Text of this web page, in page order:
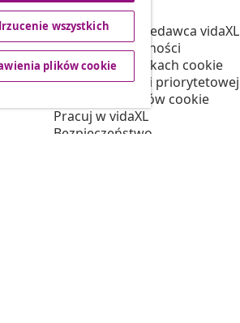
O nas
Regulamin Sprzedawca vidaXL
Polityka prywatności
Informacja o plikach cookie
Warunki wysyłki priorytetowej
Ustawienia plików cookie
Pracuj w vidaXL
Bezpieczeństwo
wszystkich
plików cookie